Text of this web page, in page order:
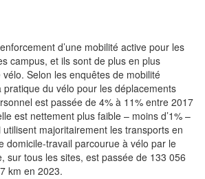
d’une mobilité active pour les
campus, et ils sont de plus en plus
Selon les enquêtes de mobilité
pratique du vélo pour les déplacements
est passée de 4% à 11% entre 2017
est nettement plus faible – moins d’1% –
majoritairement les transports en
domicile-travail parcourue à vélo par le
sur tous les sites, est passée de 133 056
km en 2023.